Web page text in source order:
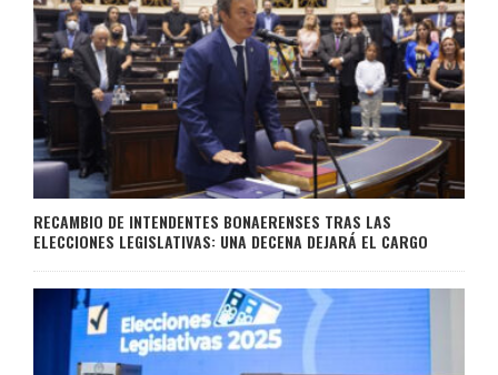
RECAMBIO DE INTENDENTES BONAERENSES TRAS LAS
ELECCIONES LEGISLATIVAS: UNA DECENA DEJARÁ EL CARGO